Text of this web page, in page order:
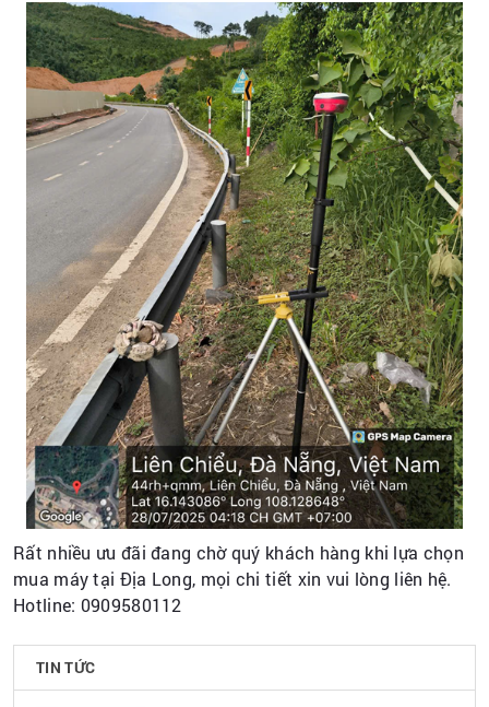
Rất nhiều ưu đãi đang chờ quý khách hàng khi lựa chọn
mua máy tại Địa Long, mọi chi tiết xin vui lòng liên hệ.
Hotline: 0909580112
TIN TỨC